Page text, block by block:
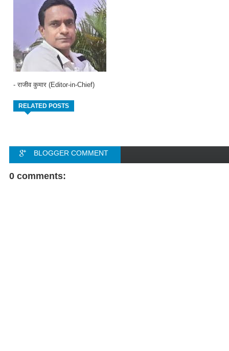
- राजीव कुमार (Editor-in-Chief)
RELATED POSTS
BLOGGER COMMENT
FACEBOOK COMMENT
0 comments: